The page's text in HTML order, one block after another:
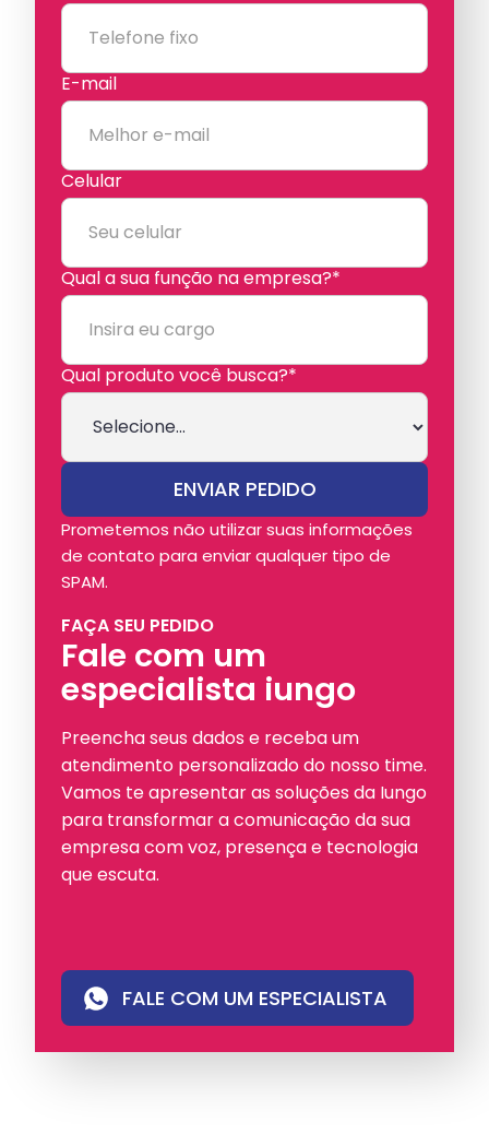
FAÇA SEU PEDIDO
Fale com um
especialista iungo
Preencha seus dados e receba um
atendimento personalizado do nosso time.
Vamos te apresentar as soluções da Iungo
para transformar a comunicação da sua
empresa com voz, presença e tecnologia
que escuta.
FALE COM UM ESPECIALISTA
E-mail
Celular
Qual a sua função na empresa?*
Qual produto você busca?*
Prometemos não utilizar suas informações
de contato para enviar qualquer tipo de
SPAM.